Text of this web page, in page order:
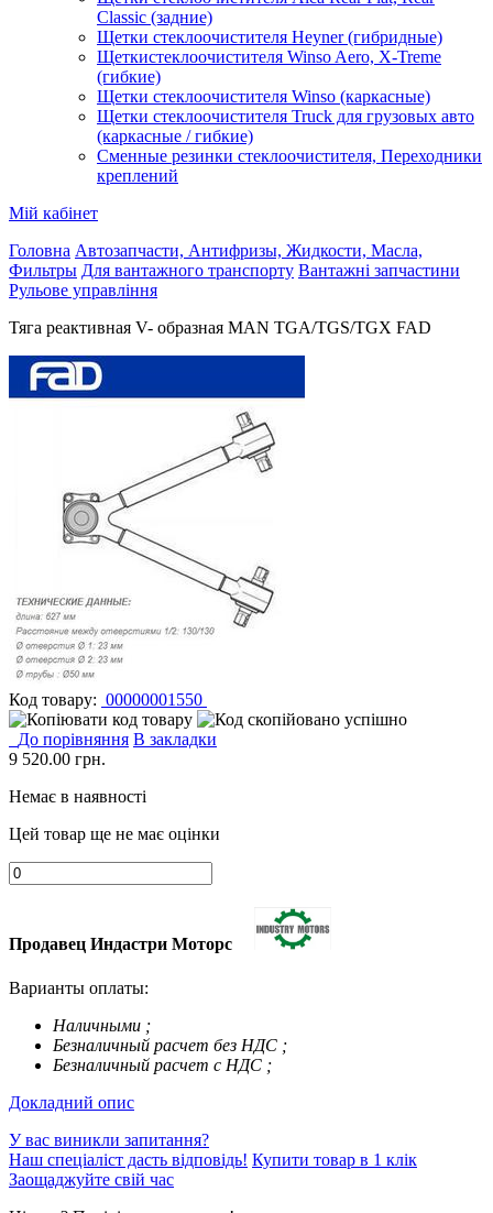
Classic (задние)
Щетки стеклоочистителя Heyner (гибридные)
Щеткистеклоочистителя Winso Aero, X-Treme
(гибкие)
Щетки стеклоочистителя Winso (каркасные)
Щетки стеклоочистителя Truck для грузовых авто
(каркасные / гибкие)
Сменные резинки стеклоочистителя, Переходники
креплений
Мій кабінет
Головна Автозапчасти, Антифризы, Жидкости, Масла,
Фильтры Для вантажного транспорту Вантажні запчастини
Рульове управління
Тяга реактивная V- образная MAN TGA/TGS/TGX FAD
Код товару: 00000001550
До порівняння В закладки
9 520.00 грн.
Немає в наявності
Цей товар ще не має оцінки
Продавец Индастри Моторс
Варианты оплаты:
Наличными ;
Безналичный расчет без НДС ;
Безналичный расчет с НДС ;
Докладний опис
У вас виникли запитання?
Наш спеціаліст дасть відповідь! Купити товар в 1 клік
Заощаджуйте свій час